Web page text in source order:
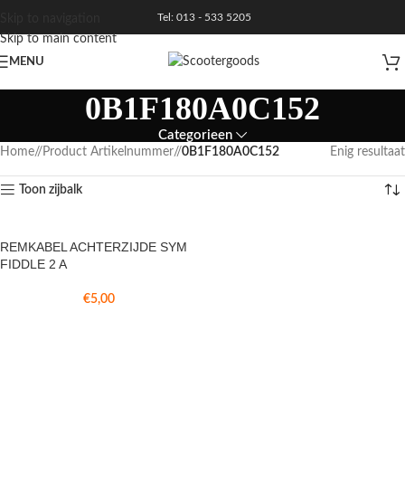
Skip to main content
Tel: 013 - 533 5205
MENU
0B1F180A0C152
Categorieen
Home/ Product Artikelnummer/ 0B1F180A0C152 Enig resultaat
Toon zijbalk
REMKABEL ACHTERZIJDE SYM
FIDDLE 2 A
€5,00